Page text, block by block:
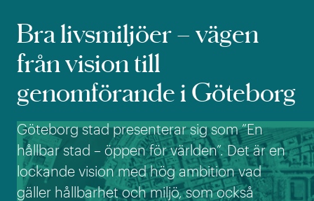
Bra livsmiljöer – vägen
från vision till
genomförande i Göteborg
Göteborg stad presenterar sig som ”En
hållbar stad – öppen för världen”. Det är en
lockande vision med hög ambition vad
gäller hållbarhet och miljö, som också